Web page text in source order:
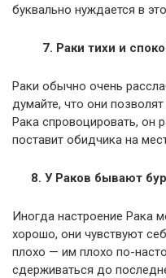
буквально нуждается в
7. Раки тихи и
Раки обычно очень
думайте, что они
Рака спровоцировать, он
поставит обидчика на
8. У Раков бывают
Иногда настроение Рака
хорошо, они чувствуют
плохо — им плохо по-
сдерживаться до